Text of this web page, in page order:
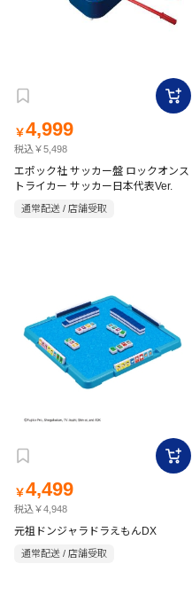
￥4,999
税込￥5,498
エポック社 サッカー盤 ロックオンス
トライカー サッカー日本代表Ver.
通常配送 / 店舗受取
￥4,499
税込￥4,948
元祖ドンジャラドラえもんDX
通常配送 / 店舗受取